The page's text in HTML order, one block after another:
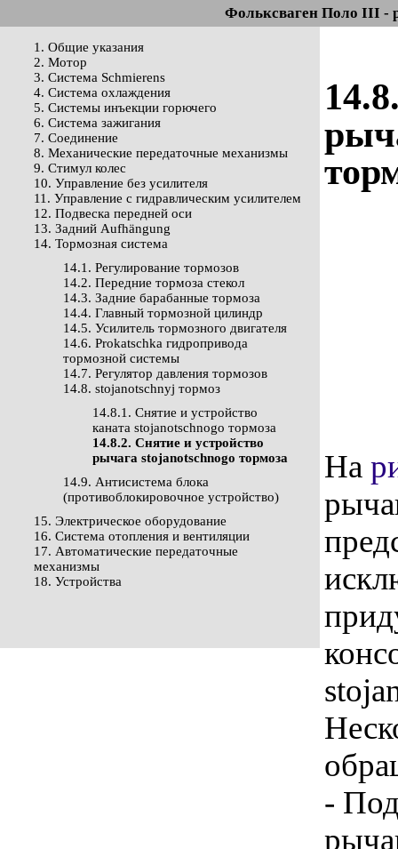
Фольксваген Поло III -
1. Общие указания
2. Мотор
3. Система Schmierens
4. Система охлаждения
5. Системы инъекции горючего
6. Система зажигания
7. Соединение
8. Механические передаточные механизмы
9. Стимул колес
10. Управление без усилителя
11. Управление с гидравлическим усилителем
12. Подвеска передней оси
13. Задний Aufhängung
14. Тормозная система
14.1. Регулирование тормозов
14.2. Передние тормоза стекол
14.3. Задние барабанные тормоза
14.4. Главный тормозной цилиндр
14.5. Усилитель тормозного двигателя
14.6. Prokatschka гидропривода
тормозной системы
14.7. Регулятор давления тормозов
14.8. stojanotschnyj тормоз
14.8.1. Снятие и устройство
каната stojanotschnogo тормоза
14.8.2. Снятие и устройство
рычага stojanotschnogo тормоза
14.9. Антисистема блока
(противоблокировочное устройство)
15. Электрическое оборудование
16. Система отопления и вентиляции
17. Автоматические передаточные
механизмы
18. Устройства
На
-